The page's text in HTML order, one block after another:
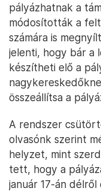
pályázhatnak a
módosították a
számára is
jelenti, hogy bár a
készítheti elő a
összeállítsa a
A rendszer
olvasónk szerint
helyzet, mint
tett, hogy a
január 17-án